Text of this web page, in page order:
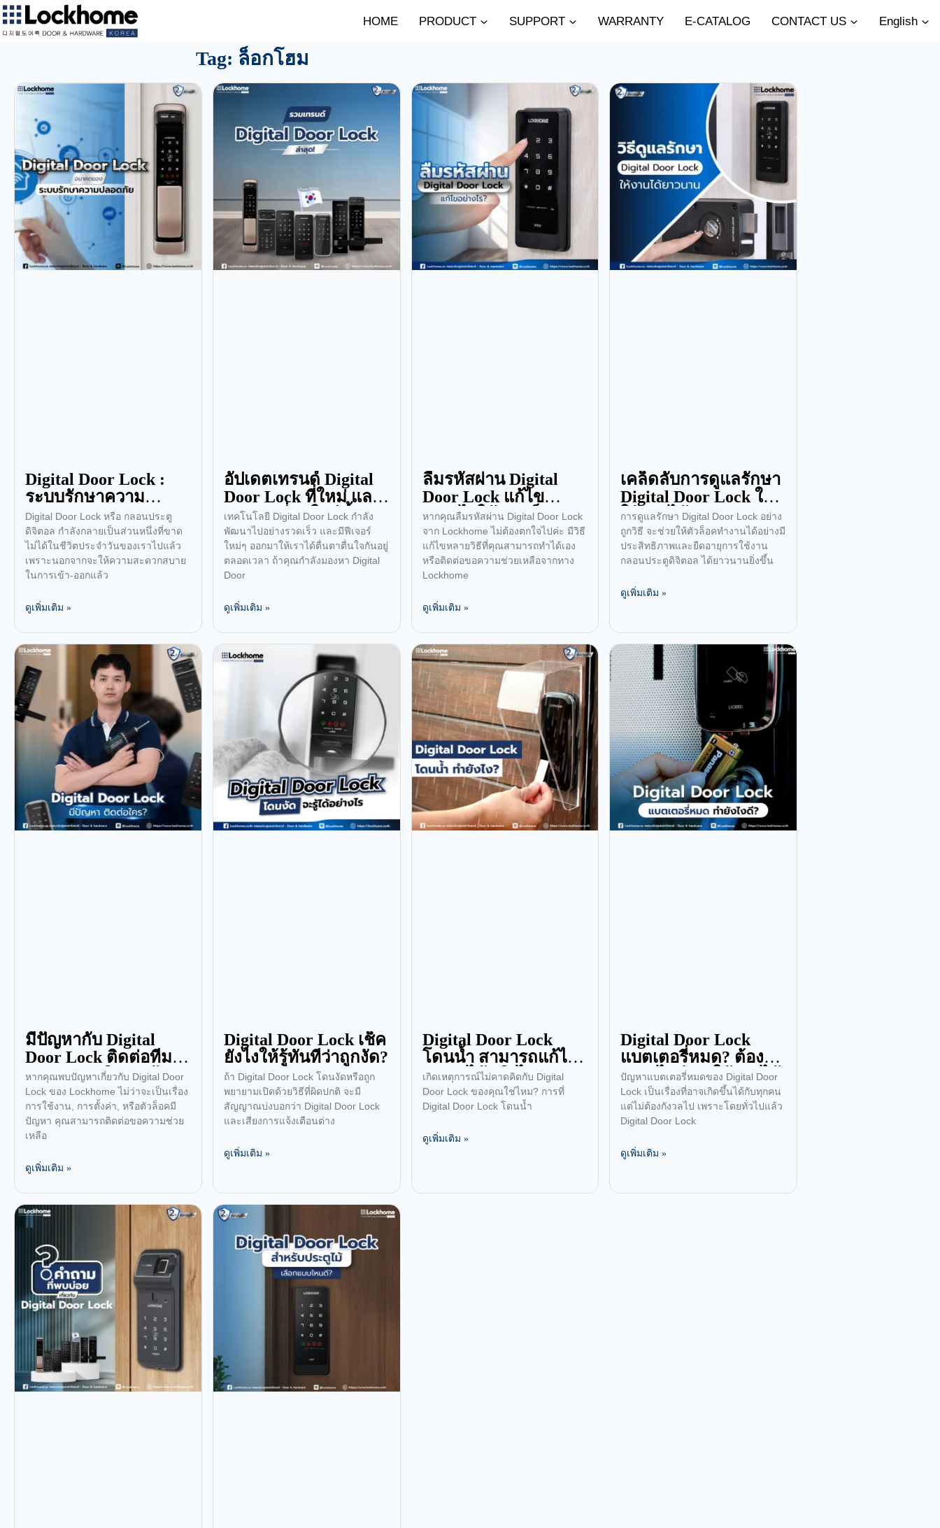
HOME PRODUCT SUPPORT WARRANTY E-CATALOG CONTACT US English
Tag: ล็อกโฮม
Digital Door Lock :
ระบบรักษาความ
ปลอดภัยแห่งอนาคต
Digital Door Lock หรือ กลอนประตู
ดิจิตอล กำลังกลายเป็นส่วนหนึ่งที่ขาด
ไม่ได้ในชีวิตประจำวันของเราไปแล้ว
เพราะนอกจากจะให้ความสะดวกสบาย
ในการเข้า-ออกแล้ว
ดูเพิ่มเติม »
อัปเดตเทรนด์ Digital
Door Lock ที่ใหม่ และ
ทันสมัยที่สุดในปีนี้!
เทคโนโลยี Digital Door Lock กำลัง
พัฒนาไปอย่างรวดเร็ว และมีฟีเจอร์
ใหม่ๆ ออกมาให้เราได้ตื่นตาตื่นใจกันอยู่
ตลอดเวลา ถ้าคุณกำลังมองหา Digital
Door
ดูเพิ่มเติม »
ลืมรหัสผ่าน Digital
Door Lock แก้ไข
อย่างไรให้รวดเร็วและ
ปลอดภัย?
หากคุณลืมรหัสผ่าน Digital Door Lock
จาก Lockhome ไม่ต้องตกใจไปค่ะ มีวิธี
แก้ไขหลายวิธีที่คุณสามารถทำได้เอง
หรือติดต่อขอความช่วยเหลือจากทาง
Lockhome
ดูเพิ่มเติม »
เคล็ดลับการดูแลรักษา
Digital Door Lock ให้
ใช้งานได้นานและคง
ประสิทธิภาพ
การดูแลรักษา Digital Door Lock อย่าง
ถูกวิธี จะช่วยให้ตัวล็อคทำงานได้อย่างมี
ประสิทธิภาพและยืดอายุการใช้งาน
กลอนประตูดิจิตอล ได้ยาวนานยิ่งขึ้น
ดูเพิ่มเติม »
มีปัญหากับ Digital
Door Lock ติดต่อทีม
สนับสนุนหรือช่างผู้
เชี่ยวชาญได้ที่ไหน?
หากคุณพบปัญหาเกี่ยวกับ Digital Door
Lock ของ Lockhome ไม่ว่าจะเป็นเรื่อง
การใช้งาน, การตั้งค่า, หรือตัวล็อคมี
ปัญหา คุณสามารถติดต่อขอความช่วย
เหลือ
ดูเพิ่มเติม »
Digital Door Lock เช็ค
ยังไงให้รู้ทันทีว่าถูกงัด?
ถ้า Digital Door Lock โดนงัดหรือถูก
พยายามเปิดด้วยวิธีที่ผิดปกติ จะมี
สัญญาณบ่งบอกว่า Digital Door Lock
และเสียงการแจ้งเตือนต่าง
ดูเพิ่มเติม »
Digital Door Lock
โดนน้ำ สามารถแก้ไข
ปัญหาได้หรือไม่?
เกิดเหตุการณ์ไม่คาดคิดกับ Digital
Door Lock ของคุณใช่ไหม? การที่
Digital Door Lock โดนน้ำ
ดูเพิ่มเติม »
Digital Door Lock
แบตเตอรี่หมด? ต้องทำ
อย่างไรถึงจะใช้งานได้
ต่อ?
ปัญหาแบตเตอรี่หมดของ Digital Door
Lock เป็นเรื่องที่อาจเกิดขึ้นได้กับทุกคน
แต่ไม่ต้องกังวลไป เพราะโดยทั่วไปแล้ว
Digital Door Lock
ดูเพิ่มเติม »